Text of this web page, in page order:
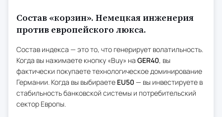
Состав «корзин». Немецкая инженерия
против европейского люкса.
Состав индекса — это то, что генерирует волатильность.
Когда вы нажимаете кнопку «Buy» на GER40, вы
фактически покупаете технологическое доминирование
Германии. Когда вы выбираете EU50 — вы инвестируете в
стабильность банковской системы и потребительский
сектор Европы.